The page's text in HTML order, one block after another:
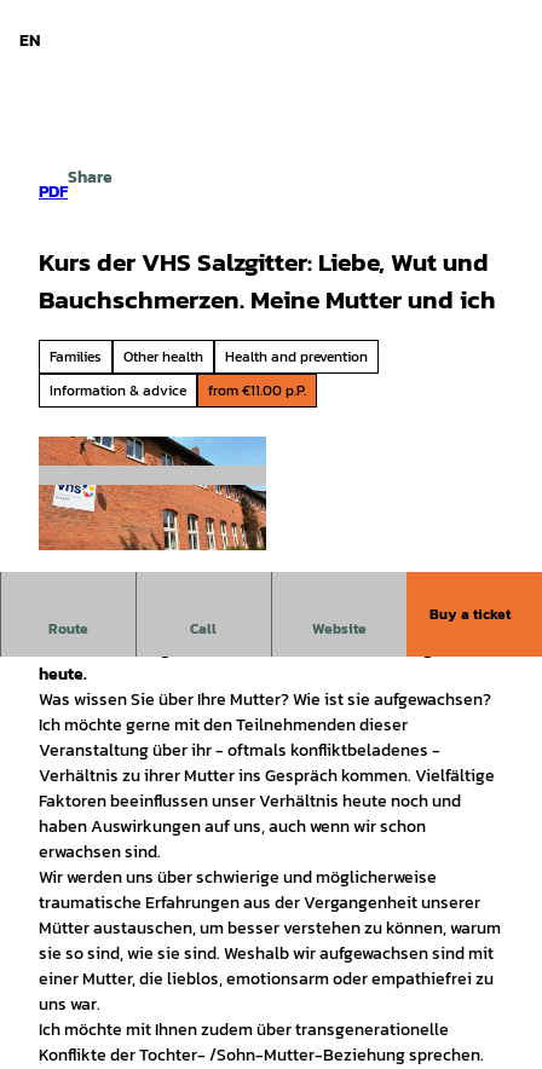
EN
PDF
Share
Kurs der VHS Salzgitter: Liebe, Wut und
Bauchschmerzen. Meine Mutter und ich
Families Other health
Health and prevention
Information & advice
from €11.00 p.P.
Route Call Website
Buy a ticket
Ein Abend zum Verstehen und Austauschen: Über
heute.
Was wissen Sie über Ihre Mutter? Wie ist sie aufgewachsen?
Ich möchte gerne mit den Teilnehmenden dieser
Veranstaltung über ihr - oftmals konfliktbeladenes -
Verhältnis zu ihrer Mutter ins Gespräch kommen. Vielfältige
Faktoren beeinflussen unser Verhältnis heute noch und
haben Auswirkungen auf uns, auch wenn wir schon
erwachsen sind.
Wir werden uns über schwierige und möglicherweise
traumatische Erfahrungen aus der Vergangenheit unserer
Mütter austauschen, um besser verstehen zu können, warum
sie so sind, wie sie sind. Weshalb wir aufgewachsen sind mit
einer Mutter, die lieblos, emotionsarm oder empathiefrei zu
uns war.
Ich möchte mit Ihnen zudem über transgenerationelle
Konflikte der Tochter- /Sohn-Mutter-Beziehung sprechen.